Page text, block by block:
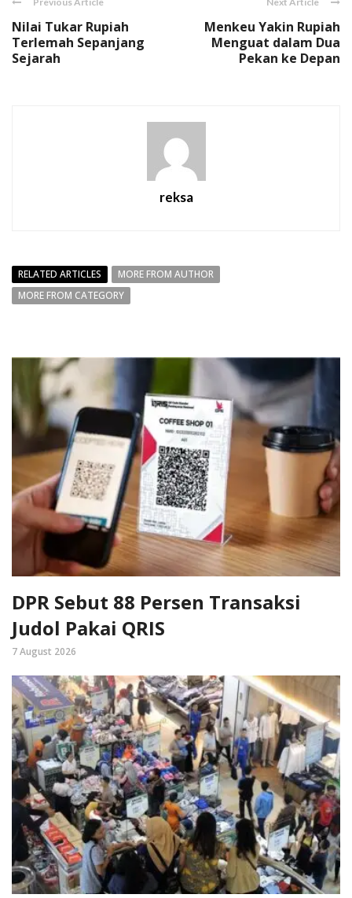
Nilai Tukar Rupiah
Terlemah Sepanjang
Sejarah
Menkeu Yakin Rupiah
Menguat dalam Dua
Pekan ke Depan
reksa
RELATED ARTICLES
MORE FROM AUTHOR
MORE FROM CATEGORY
DPR Sebut 88 Persen Transaksi
Judol Pakai QRIS
7 August 2026